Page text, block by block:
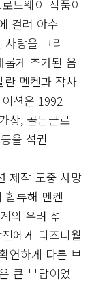
드웨이 작품이
걸려 야수
랑을 그리
롭게 추가된 음
란 멘켄과 작사
션은 1992
상, 골든글로
을 석권
제작 도중 사망
합류해 멘켄
의 우려 섞
에게 디즈니월
연하게 다른 브
큰 부담이었